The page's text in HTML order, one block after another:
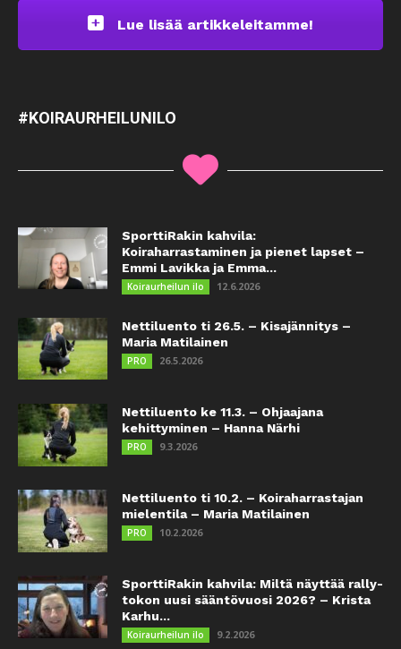
Lue lisää artikkeleitamme!
#KOIRAURHEILUNILO
SporttiRakin kahvila:
Koiraharrastaminen ja pienet lapset –
Emmi Lavikka ja Emma...
Koiraurheilun ilo 12.6.2026
Nettiluento ti 26.5. – Kisajännitys –
Maria Matilainen
PRO 26.5.2026
Nettiluento ke 11.3. – Ohjaajana
kehittyminen – Hanna Närhi
PRO 9.3.2026
Nettiluento ti 10.2. – Koiraharrastajan
mielentila – Maria Matilainen
PRO 10.2.2026
SporttiRakin kahvila: Miltä näyttää rally-
tokon uusi sääntövuosi 2026? – Krista
Karhu...
Koiraurheilun ilo 9.2.2026